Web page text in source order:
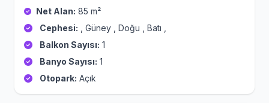
Net Alan: 85 m²
Cephesi: , Güney , Doğu , Batı ,
Balkon Sayısı: 1
Banyo Sayısı: 1
Otopark: Açık